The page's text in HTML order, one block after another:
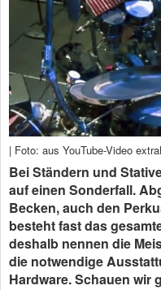
| Foto: aus YouTube-Video
Bei Ständern und
auf einen Sonderfall.
Becken, auch den
besteht fast das
deshalb nennen die
die notwendige
Hardware. Schauen wir